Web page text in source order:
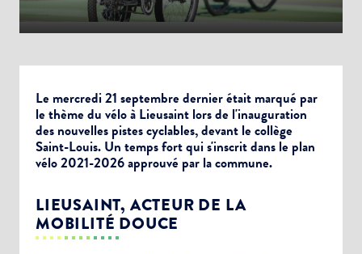
Le mercredi 21 septembre dernier était marqué par
le thème du vélo à Lieusaint lors de l'inauguration
des nouvelles pistes cyclables, devant le collège
Saint-Louis. Un temps fort qui s'inscrit dans le plan
vélo 2021-2026 approuvé par la commune.
LIEUSAINT, ACTEUR DE LA
MOBILITÉ DOUCE